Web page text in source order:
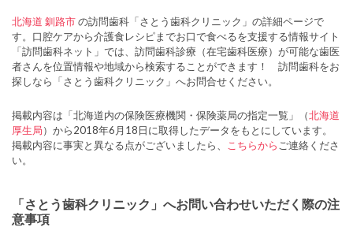
北海道 釧路市の訪問歯科「さとう歯科クリニック」の詳細ページで
す。口腔ケアから介護食レシピまでお口で食べるを支援する情報サイト
「訪問歯科ネット」では、訪問歯科診療（在宅歯科医療）が可能な歯医
者さんを位置情報や地域から検索することができます！ 訪問歯科をお
探しなら「さとう歯科クリニック」へお問合せください。
掲載内容は「北海道内の保険医療機関・保険薬局の指定一覧」（北海道
厚生局）から2018年6月18日に取得したデータをもとにしています。
掲載内容に事実と異なる点がございましたら、
こちらから ご連絡くださ
い。
「さとう歯科クリニック」へお問い合わせいただく際の注
意事項